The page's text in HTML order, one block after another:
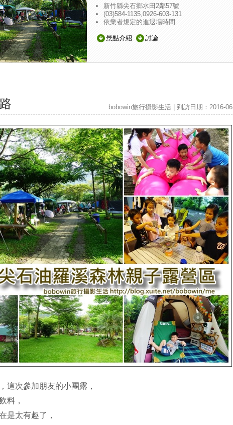
新竹縣尖石鄉水田2鄰57號
(03)584-1135,0926-603-131
依業者規定的進退場時間
景點介紹 討論
bobowin旅行攝影生活 | 到訪日期：2016-06
這次參加朋友的小團露，
料，
是太有趣了，